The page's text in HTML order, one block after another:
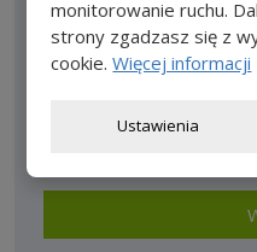
Pola wymagane są
Zgadzam
z
danych
Zgadzam się z
monitorowanie ruchu.
strony zgadzasz się z
cookie.Więcej informacji
Ustawienia